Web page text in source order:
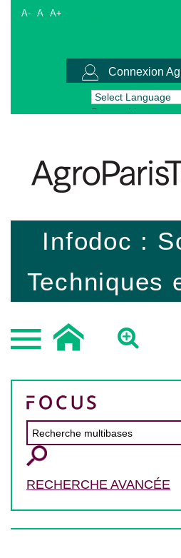
A- A A+
Connexion
Powered by
Infodoc :
Techniques
RECHERCHE AVANCÉE